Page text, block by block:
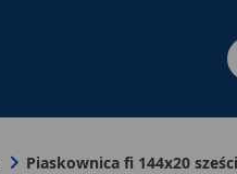
Menu Produktów,
Piaskownica fi 144x20